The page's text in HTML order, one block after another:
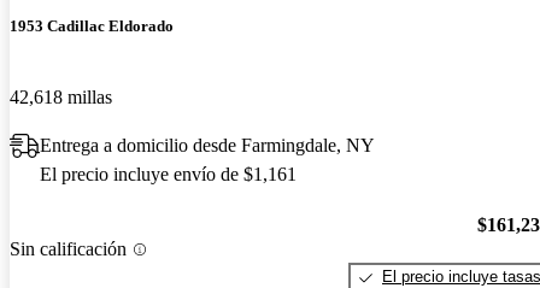
1953 Cadillac Eldorado
42,618 millas
Entrega a domicilio desde Farmingdale, NY
El precio incluye envío de $1,161
Sin calificación
El precio incluye tasas